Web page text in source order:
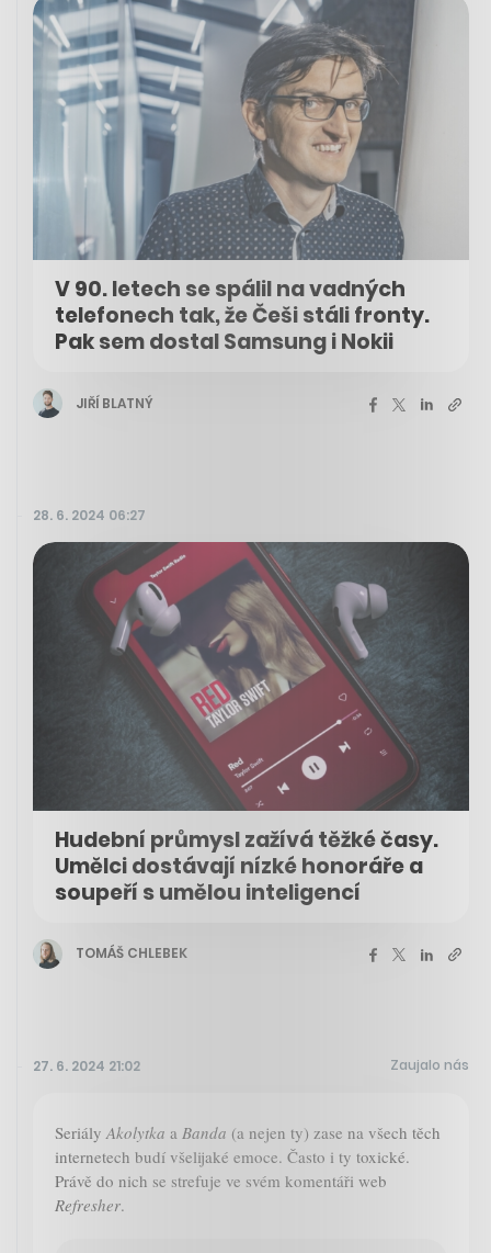
V 90. letech se spálil na vadných
telefonech tak, že Češi stáli fronty.
Pak sem dostal Samsung i Nokii
JIŘÍ BLATNÝ
28. 6. 2024 06:27
Hudební průmysl zažívá těžké časy.
Umělci dostávají nízké honoráře a
soupeří s umělou inteligencí
TOMÁŠ CHLEBEK
27. 6. 2024 21:02 Zaujalo nás
Seriály Akolytka a Banda (a nejen ty) zase na všech těch
internetech budí všelijaké emoce. Často i ty toxické.
Právě do nich se strefuje ve svém komentáři web
Refresher.